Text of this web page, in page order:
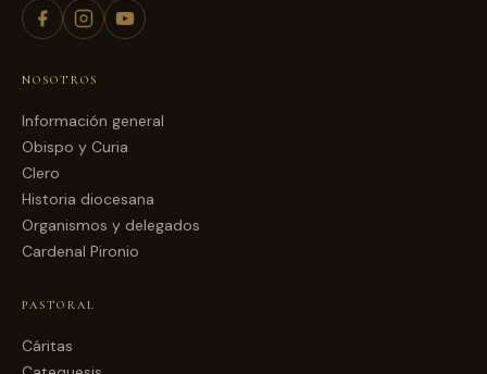
NOSOTROS
Información general
Obispo y Curia
Clero
Historia diocesana
Organismos y delegados
Cardenal Pironio
PASTORAL
Cáritas